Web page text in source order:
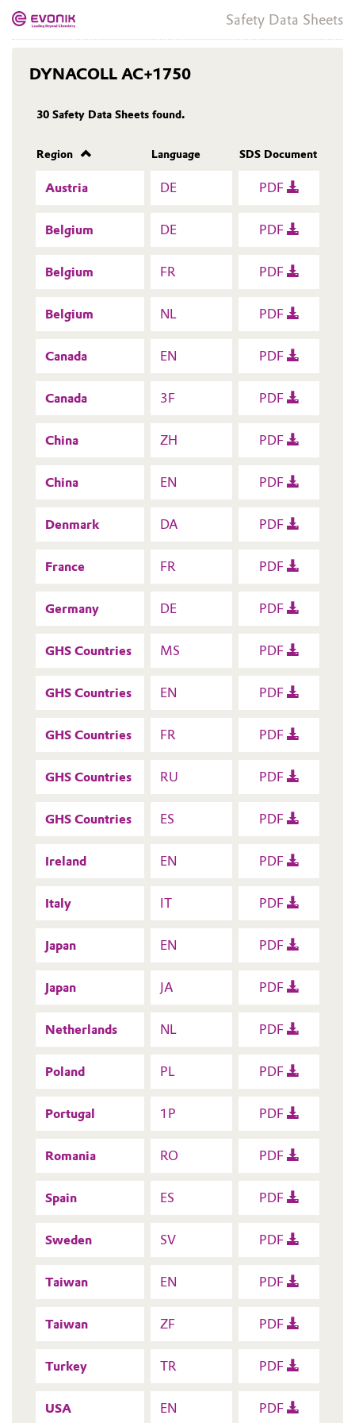
Safety Data Sheets
DYNACOLL AC+1750
30 Safety Data Sheets found.
Region Language SDS Document
Austria DE PDF
Belgium DE PDF
Belgium FR PDF
Belgium NL PDF
Canada EN PDF
Canada 3F PDF
China ZH PDF
China EN PDF
Denmark DA PDF
France FR PDF
Germany DE PDF
GHS Countries MS PDF
GHS Countries EN PDF
GHS Countries FR PDF
GHS Countries RU PDF
GHS Countries ES PDF
Ireland EN PDF
Italy IT PDF
Japan EN PDF
Japan JA PDF
Netherlands NL PDF
Poland PL PDF
Portugal 1P PDF
Romania RO PDF
Spain ES PDF
Sweden SV PDF
Taiwan EN PDF
Taiwan ZF PDF
Turkey TR PDF
USA EN PDF